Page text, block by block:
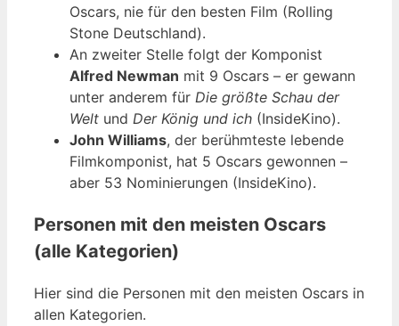
Oscars, nie für den besten Film (Rolling
Stone Deutschland).
An zweiter Stelle folgt der Komponist
Alfred Newman mit 9 Oscars – er gewann
unter anderem für Die größte Schau der
Welt und Der König und ich (InsideKino).
John Williams, der berühmteste lebende
Filmkomponist, hat 5 Oscars gewonnen –
aber 53 Nominierungen (InsideKino).
Personen mit den meisten Oscars
(alle Kategorien)
Hier sind die Personen mit den meisten Oscars in
allen Kategorien.